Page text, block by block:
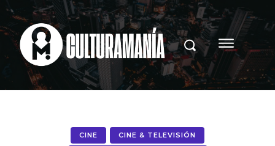
CINE CINE & TELEVISIÓN